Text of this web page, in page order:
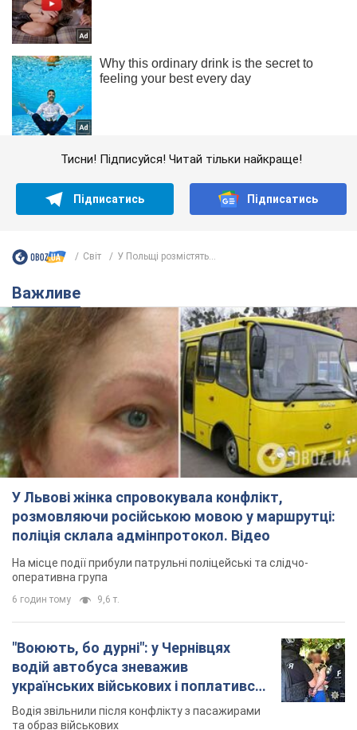
Тисни! Підписуйся! Читай тільки найкраще!
Підписатись Підписатись
Світ У Польщі розмістять...
Важливе
У Львові жінка спровокувала конфлікт,
розмовляючи російською мовою у маршрутці:
поліція склала адмінпротокол. Відео
На місце події прибули патрульні поліцейські та слідчо-
оперативна група
6 годин тому 9,6 т.
"Воюють, бо дурні": у Чернівцях
водій автобуса зневажив
українських військових і поплатився.
Відео
Водія звільнили після конфлікту з пасажирами
та образ військових